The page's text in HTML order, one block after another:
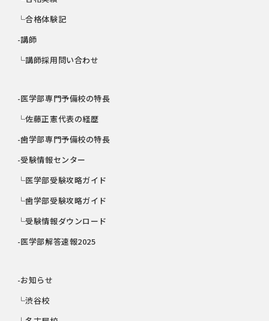
└合格体験記
-講師
└講師採用問い合わせ
-医学部専門予備校の特長
└佐藤正憲代表の経歴
-歯学部専門予備校の特長
-受験情報センター
└医学部受験攻略ガイド
└歯学部受験攻略ガイド
└受験情報ダウンロード
-医学部解答速報2025
-お知らせ
└渋谷校